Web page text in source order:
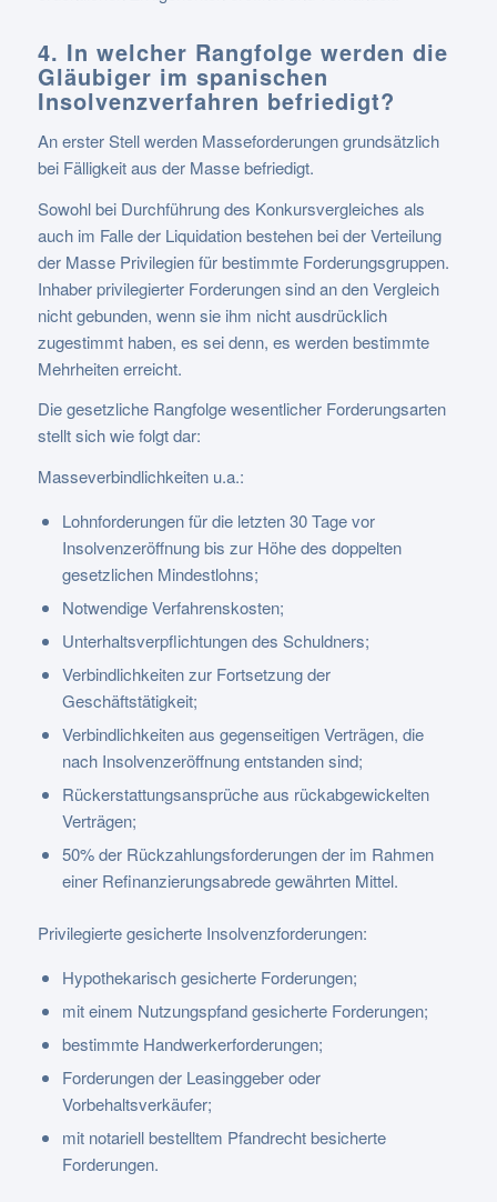
4. In welcher Rangfolge werden die
Gläubiger im spanischen
Insolvenzverfahren befriedigt?
An erster Stell werden Masseforderungen grundsätzlich
bei Fälligkeit aus der Masse befriedigt.
Sowohl bei Durchführung des Konkursvergleiches als
auch im Falle der Liquidation bestehen bei der Verteilung
der Masse Privilegien für bestimmte Forderungsgruppen.
Inhaber privilegierter Forderungen sind an den Vergleich
nicht gebunden, wenn sie ihm nicht ausdrücklich
zugestimmt haben, es sei denn, es werden bestimmte
Mehrheiten erreicht.
Die gesetzliche Rangfolge wesentlicher Forderungsarten
stellt sich wie folgt dar:
Masseverbindlichkeiten u.a.:
Lohnforderungen für die letzten 30 Tage vor
Insolvenzeröffnung bis zur Höhe des doppelten
gesetzlichen Mindestlohns;
Notwendige Verfahrenskosten;
Unterhaltsverpflichtungen des Schuldners;
Verbindlichkeiten zur Fortsetzung der
Geschäftstätigkeit;
Verbindlichkeiten aus gegenseitigen Verträgen, die
nach Insolvenzeröffnung entstanden sind;
Rückerstattungsansprüche aus rückabgewickelten
Verträgen;
50% der Rückzahlungsforderungen der im Rahmen
einer Refinanzierungsabrede gewährten Mittel.
Privilegierte gesicherte Insolvenzforderungen:
Hypothekarisch gesicherte Forderungen;
mit einem Nutzungspfand gesicherte Forderungen;
bestimmte Handwerkerforderungen;
Forderungen der Leasinggeber oder
Vorbehaltsverkäufer;
mit notariell bestelltem Pfandrecht besicherte
Forderungen.